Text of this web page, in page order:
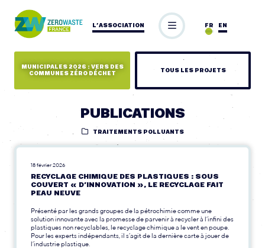
L’ASSOCIATION EN
FR
MUNICIPALES 2026 : VERS DES
COMMUNES ZÉRO DÉCHET
TOUS LES PROJETS
PUBLICATIONS
TRAITEMENTS POLLUANTS
18 février 2026
RECYCLAGE CHIMIQUE DES PLASTIQUES : SOUS
COUVERT « D’INNOVATION », LE RECYCLAGE FAIT
PEAU NEUVE
Présenté par les grands groupes de la pétrochimie comme une
solution innovante avec la promesse de parvenir à recycler à l’infini des
plastiques non recyclables, le recyclage chimique a le vent en poupe.
Pour les experts indépendants, il s’agit de la dernière carte à jouer de
l’industrie plastique.